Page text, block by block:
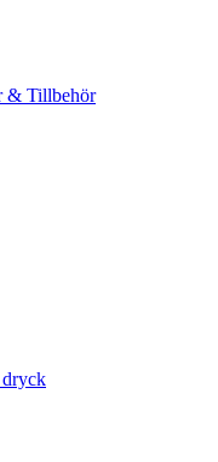
& Tillbehör